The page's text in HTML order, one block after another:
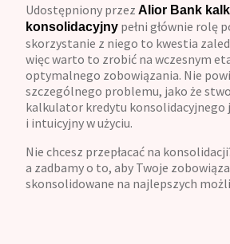
Udostępniony przez Alior Bank
konsolidacyjny pełni głównie rolę
skorzystanie z niego to kwestia
więc warto to zrobić na wczesnym
optymalnego zobowiązania. Nie
szczególnego problemu, jako że
kalkulator kredytu konsolidacyjnego
i intuicyjny w użyciu.
Nie chcesz przepłacać na
a zadbamy o to, aby Twoje
skonsolidowane na najlepszych